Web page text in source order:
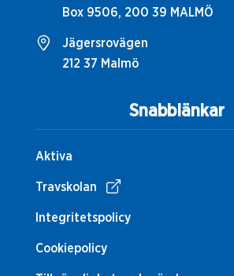
Snabblänkar
Aktiva
Travskolan
Integritetspolicy
Cookiepolicy
Box 9506, 200 39 MALMÖ
Jägersrovägen
212 37 Malmö